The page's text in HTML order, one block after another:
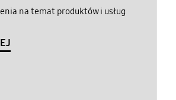
na temat produktów i usług